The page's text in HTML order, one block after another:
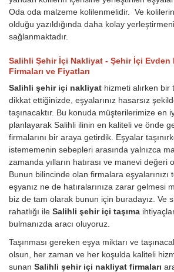
Oda oda malzeme kolilenmelidir. Ve
olduğu yazıldığında daha kolay
sağlanmaktadır.
Salihli Şehir İçi Nakliyat - Şehir İçi Evden
Firmaları ve Fiyatları
Salihli şehir içi nakliyat hizmeti alırken bir
dikkat ettiğinizde, eşyalarınız hasarsız
taşınacaktır. Bu konuda müşterilerimize en
planlayarak Salihli ilinin en kaliteli ve önde
firmalarını bir araya getirdik. Eşyalar
istememenin sebepleri arasında yalnızca
zamanda yılların hatırası ve manevi değeri
Bunun bilincinde olan firmalara
eşyanız ne de hatıralarınıza zarar gelmesi
biz de tam olarak bunun için buradayız. Ve
rahatlığı ile Salihli şehir içi taşıma
bulmanızda aracı oluyoruz.
Taşınması gereken eşya miktarı ve
olsun, her zaman ve her koşulda kaliteli
sunan Salihli şehir içi nakliyat firmaları